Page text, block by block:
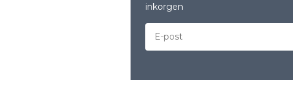
inkorgen